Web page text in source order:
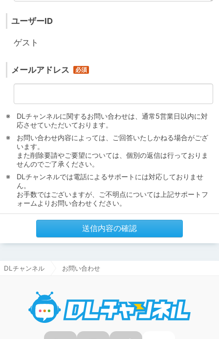
ユーザーID
ゲスト
メールアドレス
DLチャンネルに関するお問い合わせは、通常5営業日以内に対
応させていただいております。
お問い合わせ内容によっては、ご回答いたしかねる場合がござ
います。
また削除要請やご要望については、個別の返信は行っておりま
せんのでご了承ください。
DLチャンネルでは電話によるサポートには対応しておりませ
ん。
お手数ではございますが、ご不明点については上記サポートフ
ォームよりお問い合わせください。
送信内容の確認
DLチャンネル お問い合わせ